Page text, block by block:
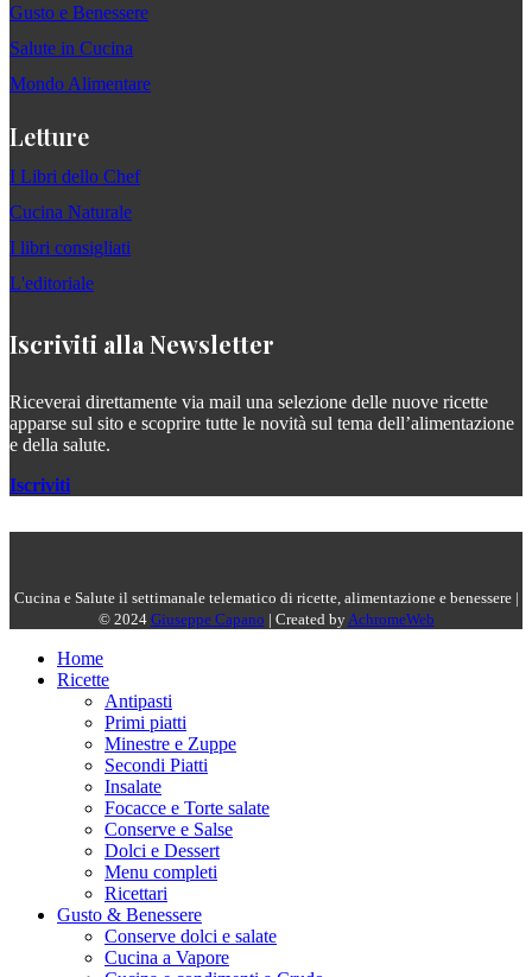
Gusto e Benessere
Salute in Cucina
Mondo Alimentare
Letture
I Libri dello Chef
Cucina Naturale
I libri consigliati
L'editoriale
Iscriviti alla Newsletter
Riceverai direttamente via mail una selezione delle nuove ricette
apparse sul sito e scoprire tutte le novità sul tema dell’alimentazione
e della salute.
Iscriviti
Cucina e Salute il settimanale telematico di ricette, alimentazione e benessere |
© 2024 Giuseppe Capano | Created by AchromeWeb
Home
Ricette
Antipasti
Primi piatti
Minestre e Zuppe
Secondi Piatti
Insalate
Focacce e Torte salate
Conserve e Salse
Dolci e Dessert
Menu completi
Ricettari
Gusto & Benessere
Conserve dolci e salate
Cucina a Vapore